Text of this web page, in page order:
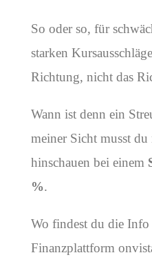
So oder so, für
starken
Richtung, nicht das
Wann ist denn ein
meiner Sicht musst
hinschauen bei einem
%.
Wo findest du die
Finanzplattform